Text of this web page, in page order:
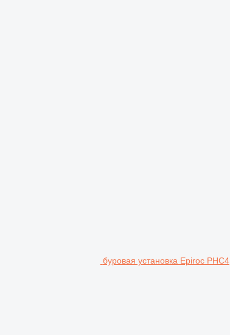
буровая установка Epiroc PHC4